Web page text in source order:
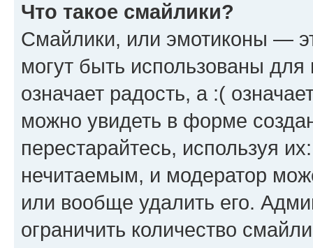
Что такое смайлики?
Смайлики, или эмотиконы —
могут быть использованы
означает радость, а :(
можно увидеть в форме
перестарайтесь, используя
нечитаемым, и модератор
или вообще удалить его.
ограничить количество